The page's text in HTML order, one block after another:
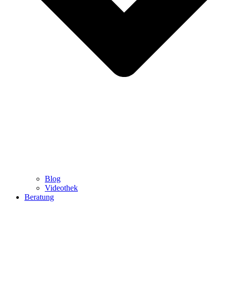
Blog
Videothek
Beratung